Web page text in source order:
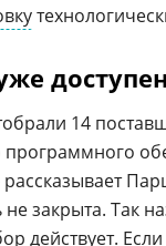
доступен
14
программного
закрыта. Так
действует. Если